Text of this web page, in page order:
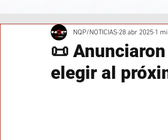
📜
elegir al
NQP/NOTICIAS 28 abr 2025 1